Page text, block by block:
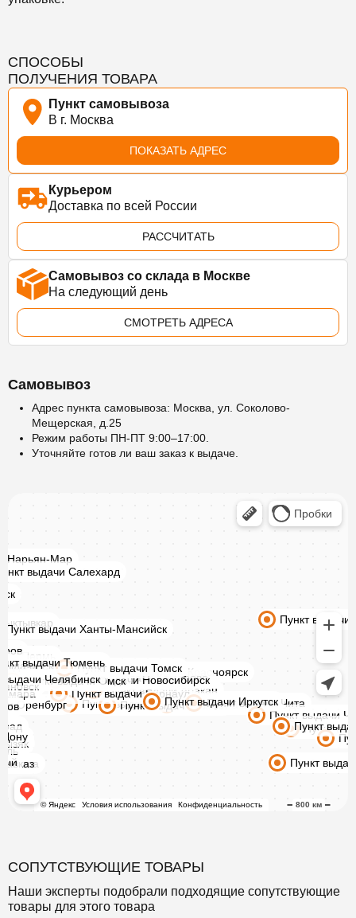
СПОСОБЫ
ПОЛУЧЕНИЯ ТОВАРА
Пункт самовывоза
В г. Москва
ПОКАЗАТЬ АДРЕС
Курьером
Доставка по всей России
РАССЧИТАТЬ
Самовывоз со склада в Москве
На следующий день
СМОТРЕТЬ АДРЕСА
Самовывоз
Адрес пункта самовывоза: Москва, ул. Соколово-
Мещерская, д.25
Режим работы ПН-ПТ 9:00–17:00.
Уточняйте готов ли ваш заказ к выдаче.
СОПУТСТВУЮЩИЕ ТОВАРЫ
Наши эксперты подобрали подходящие сопутствующие
товары для этого товара